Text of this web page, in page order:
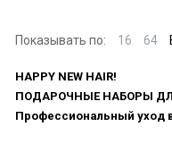
Показывать по: 16 64
HAPPY NEW HAIR!
ПОДАРОЧНЫЕ НАБОРЫ
Профессиональный уход